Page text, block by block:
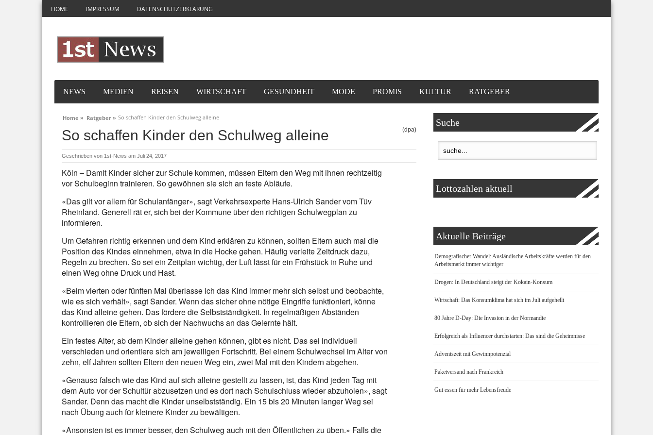
HOME IMPRESSUM DATENSCHUTZERKLÄRUNG
NEWS MEDIEN REISEN WIRTSCHAFT GESUNDHEIT MODE PROMIS KULTUR RATGEBER
Home » Ratgeber » So schaffen Kinder den Schulweg alleine
So schaffen Kinder den Schulweg alleine (dpa)
Geschrieben von 1st-News am Juli 24, 2017
Köln – Damit Kinder sicher zur Schule kommen, müssen Eltern den Weg mit ihnen rechtzeitig
vor Schulbeginn trainieren. So gewöhnen sie sich an feste Abläufe.
«Das gilt vor allem für Schulanfänger», sagt Verkehrsexperte Hans-Ulrich Sander vom Tüv
Rheinland. Generell rät er, sich bei der Kommune über den richtigen Schulwegplan zu
informieren.
Um Gefahren richtig erkennen und dem Kind erklären zu können, sollten Eltern auch mal die
Position des Kindes einnehmen, etwa in die Hocke gehen. Häufig verleite Zeitdruck dazu,
Regeln zu brechen. So sei ein Zeitplan wichtig, der Luft lässt für ein Frühstück in Ruhe und
einen Weg ohne Druck und Hast.
«Beim vierten oder fünften Mal überlasse ich das Kind immer mehr sich selbst und beobachte,
wie es sich verhält», sagt Sander. Wenn das sicher ohne nötige Eingriffe funktioniert, könne
das Kind alleine gehen. Das fördere die Selbstständigkeit. In regelmäßigen Abständen
kontrollieren die Eltern, ob sich der Nachwuchs an das Gelernte hält.
Ein festes Alter, ab dem Kinder alleine gehen können, gibt es nicht. Das sei individuell
verschieden und orientiere sich am jeweiligen Fortschritt. Bei einem Schulwechsel im Alter von
zehn, elf Jahren sollten Eltern den neuen Weg ein, zwei Mal mit den Kindern abgehen.
«Genauso falsch wie das Kind auf sich alleine gestellt zu lassen, ist, das Kind jeden Tag mit
dem Auto vor der Schultür abzusetzen und es dort nach Schulschluss wieder abzuholen», sagt
Sander. Denn das macht die Kinder unselbstständig. Ein 15 bis 20 Minuten langer Weg sei
nach Übung auch für kleinere Kinder zu bewältigen.
«Ansonsten ist es immer besser, den Schulweg auch mit den Öffentlichen zu üben.» Falls die
Suche
Lottozahlen aktuell
Aktuelle Beiträge
Demografischer Wandel: Ausländische Arbeitskräfte werden für den
Arbeitsmarkt immer wichtiger
Drogen: In Deutschland steigt der Kokain-Konsum
Wirtschaft: Das Konsumklima hat sich im Juli aufgehellt
80 Jahre D-Day: Die Invasion in der Normandie
Erfolgreich als Influencer durchstarten: Das sind die Geheimnisse
Adventszeit mit Gewinnpotenzial
Paketversand nach Frankreich
Gut essen für mehr Lebensfreude